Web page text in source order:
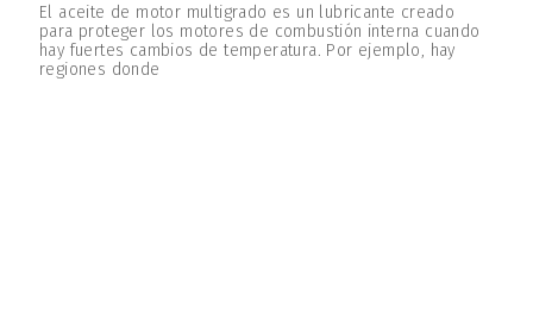
El aceite de motor multigrado es un lubricante creado
para proteger los motores de combustión interna cuando
hay fuertes cambios de temperatura. Por ejemplo, hay
regiones donde